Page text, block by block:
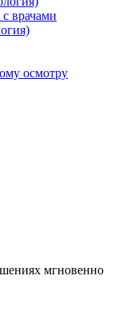
врачами
осмотру
мгновенно